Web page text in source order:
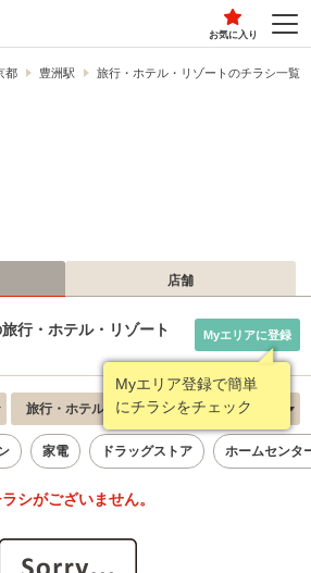
お気に入り
都 豊洲駅 旅行・ホテル・リゾートのチラシ一覧
店舗
行・ホテル・リゾート
Myエリア登録で簡単
にチラシをチェック
Myエリアに登録
旅行・ホテル・リゾート 新着順
家電 ドラッグストア ホームセンタ
シがございません。